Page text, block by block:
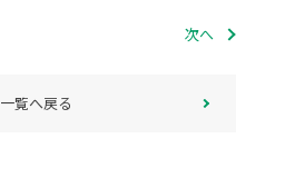
次へ
一覧へ戻る